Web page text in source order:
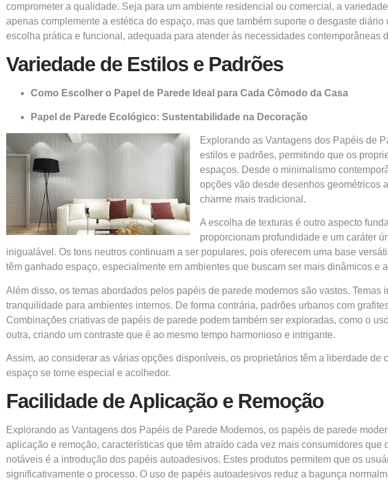
comprometer a qualidade. Seja para um ambiente residencial ou comercial, a
apenas complemente a estética do espaço, mas que também suporte o desgaste
escolha prática e funcional, adequada para atender às necessidades contemporâneas
Variedade de Estilos e Padrões
Como Escolher o Papel de Parede Ideal para Cada Cômodo da Casa
Papel de Parede Ecológico: Sustentabilidade na Decoração
Explorando as Vantagens dos Papéis de
estilos e padrões, permitindo que os
espaços. Desde o minimalismo
opções vão desde desenhos geométricos
charme mais tradicional.
A escolha de texturas é outro aspecto
proporcionam profundidade e um caráter
inigualável. Os tons neutros continuam a ser populares, pois oferecem uma base
têm ganhado espaço, especialmente em ambientes que buscam ser mais dinâmicos e
Além disso, os temas abordados pelos papéis de parede modernos são vastos.
tranquilidade para ambientes internos. De forma contrária, padrões urbanos com
Combinações criativas de papéis de parede podem também ser exploradas, como o
outra, criando um contraste que é ao mesmo tempo harmonioso e intrigante.
Assim, ao considerar as várias opções disponíveis, os proprietários têm a liberdade
espaço se torne especial e acolhedor.
Facilidade de Aplicação e Remoção
Explorando as Vantagens dos Papéis de Parede Modernos, os papéis de parede
aplicação e remoção, características que têm atraído cada vez mais consumidores
notáveis é a introdução dos papéis autoadesivos. Estes produtos permitem que os
significativamente o processo. O uso de papéis autoadesivos reduz a bagunça